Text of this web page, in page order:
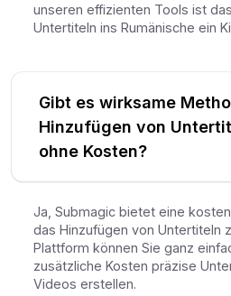
unseren effizienten Tools ist
Untertiteln ins Rumänische ein
Gibt es wirksame
Hinzufügen von
ohne Kosten?
Ja, Submagic bietet eine
das Hinzufügen von Untertiteln
Plattform können Sie ganz
zusätzliche Kosten präzise
Videos erstellen.